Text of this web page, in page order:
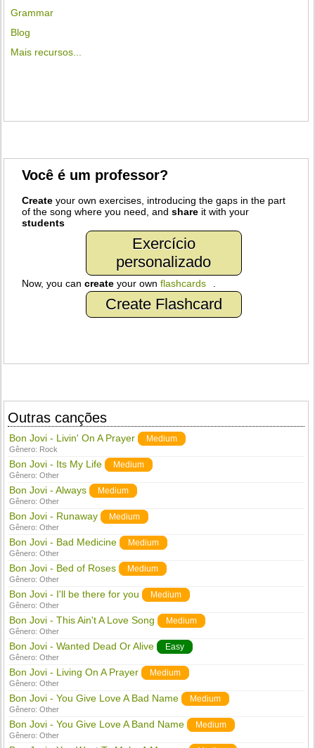
Grammar
Blog
Mais recursos...
Você é um professor?
Create your own exercises, introducing the gaps in the part
of the song where you need, andshare it with your
students
Exercício
personalizado
Now, you cancreate your ownflashcards
Create Flashcard
Outras canções
Bon Jovi - Livin' On A Prayer Medium
Gênero: Rock
Bon Jovi - Its My Life Medium
Gênero:Other
Bon Jovi - Always Medium
Gênero:Other
Bon Jovi - Runaway Medium
Gênero:Other
Bon Jovi - Bad Medicine Medium
Gênero:Other
Bon Jovi - Bed of Roses Medium
Gênero:Other
Bon Jovi - I'll be there for you Medium
Gênero:Other
Bon Jovi - This Ain't A Love Song Medium
Gênero:Other
Bon Jovi - Wanted Dead Or Alive Easy
Gênero:Other
Bon Jovi - Living On A Prayer Medium
Gênero:Other
Bon Jovi - You Give Love A Bad Name Medium
Gênero:Other
Bon Jovi - You Give Love A Band Name Medium
Gênero:Other